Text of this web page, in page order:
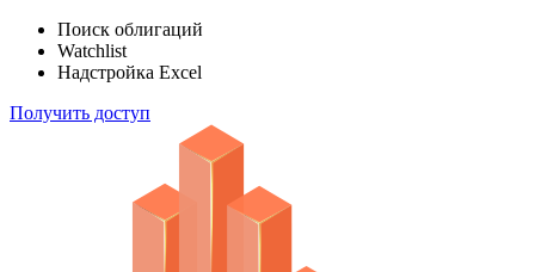
Поиск облигаций
Watchlist
Надстройка Excel
Получить доступ